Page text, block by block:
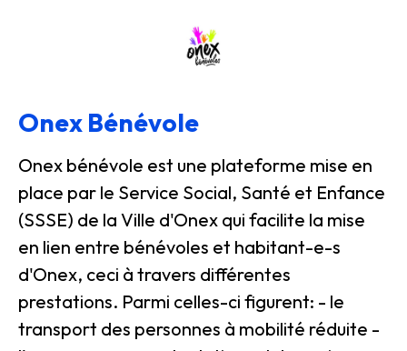
Onex Bénévole
Onex bénévole est une plateforme mise en
place par le Service Social, Santé et Enfance
(SSSE) de la Ville d'Onex qui facilite la mise
en lien entre bénévoles et habitant-e-s
d'Onex, ceci à travers différentes
prestations. Parmi celles-ci figurent: - le
transport des personnes à mobilité réduite -